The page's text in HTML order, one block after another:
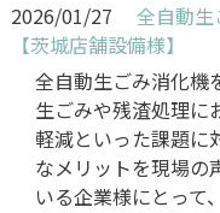
2026/01/27
全自動生
【茨城店舗設備様】
全自動生ごみ消化機
生ごみや残渣処理に
軽減といった課題に
なメリットを現場の
いる企業様にとって